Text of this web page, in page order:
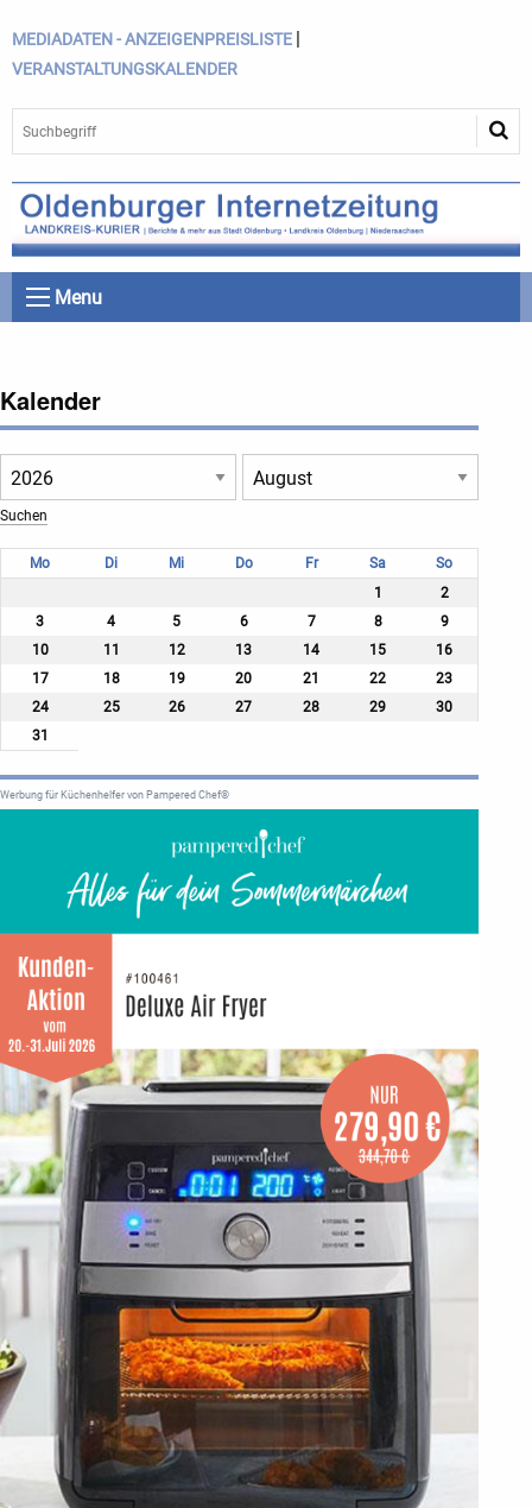
MEDIADATEN - ANZEIGENPREISLISTE |
VERANSTALTUNGSKALENDER
Menu
Kalender
Mo Di Mi Do Fr Sa
So
1
2
3
4 5 6 7 8
9
10
11 12 13 14 15
16
17
18 19 20 21 22
23
24
25 26 27 28 29
30
31
Werbung für Küchenhelfer von Pampered Chef®